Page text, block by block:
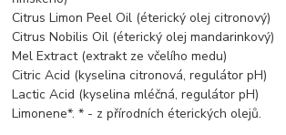
Citrus Limon Peel Oil (éterický olej citronový)
Citrus Nobilis Oil (éterický olej mandarinkový)
Mel Extract (extrakt ze včelího medu)
Citric Acid (kyselina citronová, regulátor pH)
Lactic Acid (kyselina mléčná, regulátor pH)
Limonene*. * - z přírodních éterických olejů.